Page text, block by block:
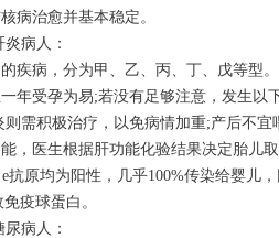
病治愈并基本稳定。
病人：
病，分为甲、乙、丙、丁、戊等型
年受孕为易;若没有足够注意，发生以
需积极治疗，以免病情加重;产后不宜
医生根据肝功能化验结果决定胎儿
抗原均为阳性，几乎100%传染给婴儿
疫球蛋白。
病人：